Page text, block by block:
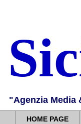
"Agenzia Media
HOME PAGE